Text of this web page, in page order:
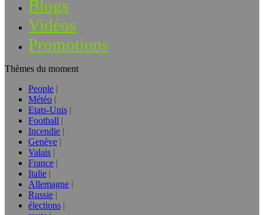
Blogs
Vidéos
Promotions
Thèmes du moment
People
Météo
Etats-Unis
Football
Incendie
Genève
Valais
France
Italie
Allemagne
Russie
élections